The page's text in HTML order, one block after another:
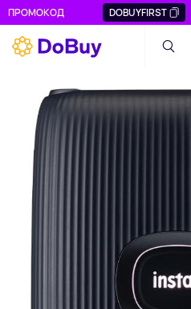
ПРОМОКОД DOBUYFIRST